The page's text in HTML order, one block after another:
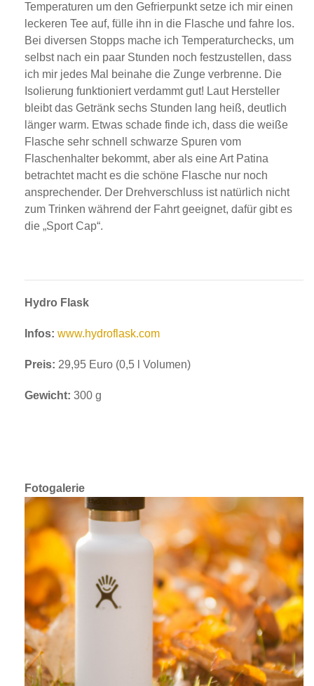
Temperaturen um den Gefrierpunkt setze ich mir einen
leckeren Tee auf, fülle ihn in die Flasche und fahre los.
Bei diversen Stopps mache ich Temperaturchecks, um
selbst nach ein paar Stunden noch festzustellen, dass
ich mir jedes Mal beinahe die Zunge verbrenne. Die
Isolierung funktioniert verdammt gut! Laut Hersteller
bleibt das Getränk sechs Stunden lang heiß, deutlich
länger warm. Etwas schade finde ich, dass die weiße
Flasche sehr schnell schwarze Spuren vom
Flaschenhalter bekommt, aber als eine Art Patina
betrachtet macht es die schöne Flasche nur noch
ansprechender. Der Drehverschluss ist natürlich nicht
zum Trinken während der Fahrt geeignet, dafür gibt es
die „Sport Cap“.
Hydro Flask
Infos: www.hydroflask.com
Preis: 29,95 Euro (0,5 l Volumen)
Gewicht: 300 g
Fotogalerie